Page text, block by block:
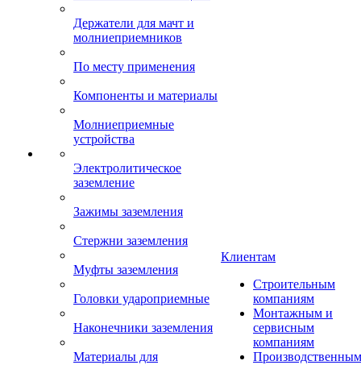
Держатели для мачт и
молниеприемников
По месту применения
Компоненты и материалы
Молниеприемные
устройства
Электролитическое
заземление
Зажимы заземления
Стержни заземления
Муфты заземления
Головки удароприемные
Наконечники заземления
Материалы для
Клиентам
Строительным
компаниям
Монтажным и
сервисным
компаниям
Производственным